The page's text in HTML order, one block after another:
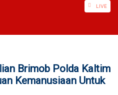
LIVE
Brimob Polda Kaltim
Kemanusiaan Untuk